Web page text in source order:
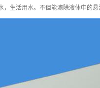
生活用水。不但能滤除液体中的